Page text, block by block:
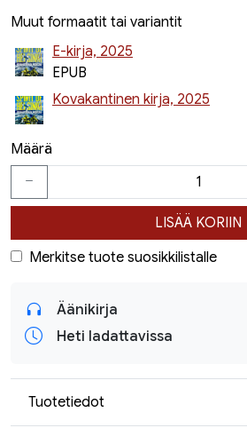
Muut formaatit tai variantit
E-kirja, 2025
EPUB
Kovakantinen kirja, 2025
Määrä
LISÄÄ KORIIN
Merkitse tuote suosikkilistalle
Äänikirja
Heti ladattavissa
Tuotetiedot